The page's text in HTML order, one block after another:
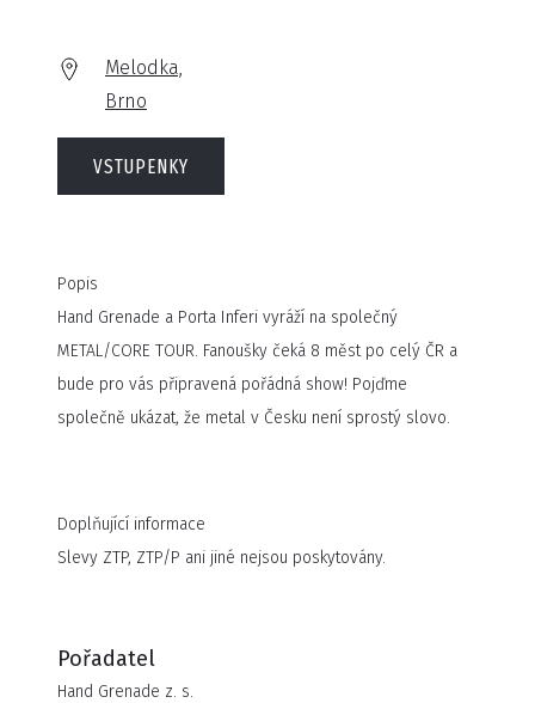
Melodka,
Brno
VSTUPENKY
Popis
Hand Grenade a Porta Inferi vyráží na společný
METAL/CORE TOUR. Fanoušky čeká 8 měst po celý ČR a
bude pro vás připravená pořádná show! Pojďme
společně ukázat, že metal v Česku není sprostý slovo.
Doplňující informace
Slevy ZTP, ZTP/P ani jiné nejsou poskytovány.
Pořadatel
Hand Grenade z. s.